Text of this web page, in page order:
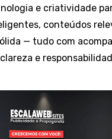
e criatividade
conteúdos
— tudo com
e